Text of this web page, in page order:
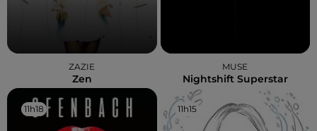
ZAZIE
Zen
MUSE
Nightshift Superstar
11h18
11h18 11h15
11h15